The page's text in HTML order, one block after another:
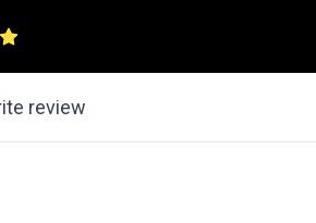
review